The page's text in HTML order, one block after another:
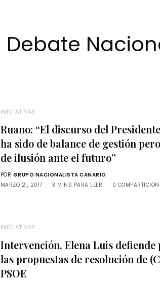
Debate
INICIATIVAS
Ruano: “El discurso del
ha sido de balance de gestión
de ilusión ante el futuro”
POR GRUPO NACIONALISTA CANARIO
MARZO 21, 2017
3 MINS PARA LEER 0
INICIATIVAS
Intervención. Elena Luis defiende
las propuestas de resolución de
PSOE